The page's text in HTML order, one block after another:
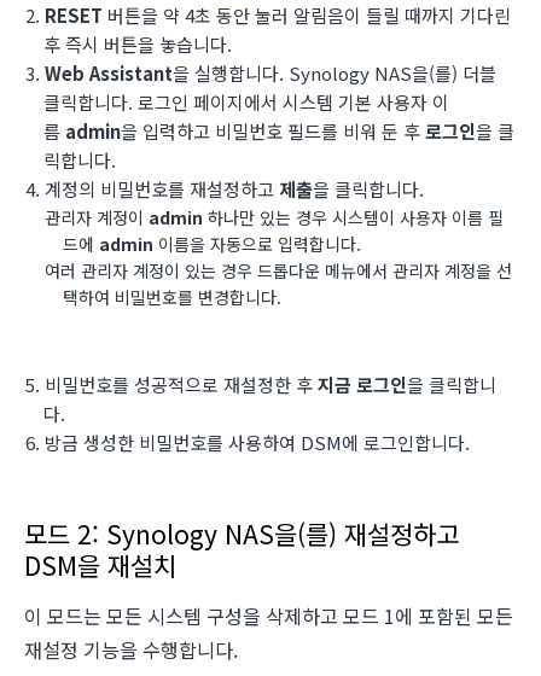
RESET 버튼을 약 4초 동안 눌러 알림음이 들릴 때까지 기다린
후 즉시 버튼을 놓습니다.
Web Assistant을 실행합니다. Synology NAS을(를) 더블
클릭합니다. 로그인 페이지에서 시스템 기본 사용자 이
름 admin을 입력하고 비밀번호 필드를 비워 둔 후로그인을 클
릭합니다.
계정의 비밀번호를 재설정하고 제출을 클릭합니다.
관리자 계정이 admin 하나만 있는 경우 시스템이 사용자 이름 필
드에 admin 이름을 자동으로 입력합니다.
여러 관리자 계정이 있는 경우 드롭다운 메뉴에서 관리자 계정을 선
택하여 비밀번호를 변경합니다.
비밀번호를 성공적으로 재설정한 후지금 로그인을 클릭합니
다.
방금 생성한 비밀번호를 사용하여 DSM에 로그인합니다.
모드 2: Synology NAS을(를) 재설정하고
DSM을 재설치
이 모드는 모든 시스템 구성을 삭제하고 모드 1에 포함된 모든
재설정 기능을 수행합니다.